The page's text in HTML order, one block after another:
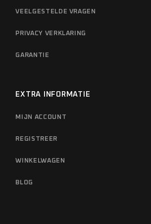
VEELGESTELDE VRAGEN
PRIVACY VERKLARING
GARANTIE
EXTRA INFORMATIE
MIJN ACCOUNT
REGISTREER
WINKELWAGEN
BLOG